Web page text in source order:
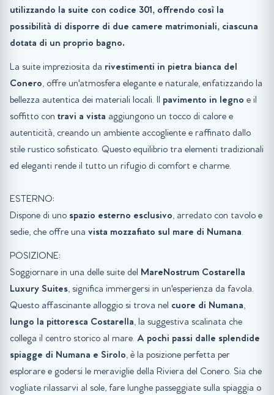
utilizzando la suite con codice 301, offrendo così la
possibilità di disporre di due camere matrimoniali, ciascuna
dotata di un proprio bagno.
La suite impreziosita da rivestimenti in pietra bianca del
Conero, offre un'atmosfera elegante e naturale, enfatizzando la
bellezza autentica dei materiali locali. Il pavimento in legno e il
soffitto con travi a vista aggiungono un tocco di calore e
autenticità, creando un ambiente accogliente e raffinato dallo
stile rustico sofisticato. Questo equilibrio tra elementi tradizionali
ed eleganti rende il tutto un rifugio di comfort e charme.
ESTERNO:
Dispone di uno spazio esterno esclusivo, arredato con tavolo e
sedie, che offre una vista mozzafiato sul mare di Numana.
POSIZIONE:
Soggiornare in una delle suite del MareNostrum Costarella
Luxury Suites, significa immergersi in un'esperienza da favola.
Questo affascinante alloggio si trova nel cuore di Numana,
lungo la pittoresca Costarella, la suggestiva scalinata che
collega il centro storico al mare. A pochi passi dalle splendide
spiagge di Numana e Sirolo, è la posizione perfetta per
esplorare e godersi le meraviglie della Riviera del Conero. Sia che
vogliate rilassarvi al sole, fare lunghe passeggiate sulla spiaggia o